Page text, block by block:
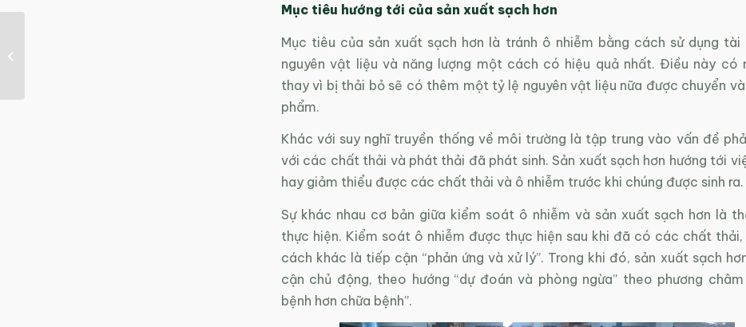
Mục tiêu hướng tới của sản xuất sạch hơn
Mục tiêu của sản xuất sạch hơn là tránh ô nhiễm bằng cách sử dụng tài
nguyên vật liệu và năng lượng một cách có hiệu quả nhất. Điều này có
thay vì bị thải bỏ sẽ có thêm một tỷ lệ nguyên vật liệu nữa được chuyển
phẩm.
Khác với suy nghĩ truyền thống về môi trường là tập trung vào vấn đề
với các chất thải và phát thải đã phát sinh. Sản xuất sạch hơn hướng tới
hay giảm thiểu được các chất thải và ô nhiễm trước khi chúng được sinh ra.
Sự khác nhau cơ bản giữa kiểm soát ô nhiễm và sản xuất sạch hơn là
thực hiện. Kiểm soát ô nhiễm được thực hiện sau khi đã có các chất thải,
cách khác là tiếp cận “phản ứng và xử lý”. Trong khi đó, sản xuất sạch
cận chủ động, theo hướng “dự đoán và phòng ngừa” theo phương châm
bệnh hơn chữa bệnh”.